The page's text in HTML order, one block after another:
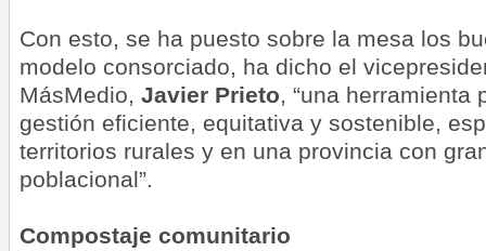
Con esto, se ha puesto sobre la mesa los
modelo consorciado, ha dicho el
MásMedio, Javier Prieto, “una herramienta
gestión eficiente, equitativa y sostenible,
territorios rurales y en una provincia con
poblacional”.
Compostaje comunitario